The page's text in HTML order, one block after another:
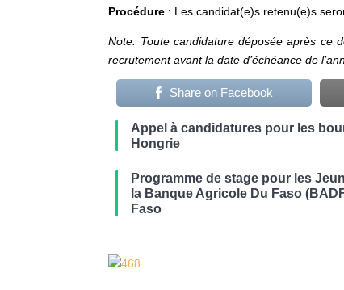
Procédure : Les candidat(e)s retenu(e)s
Note. Toute candidature déposée après ce
recrutement avant la date d’échéance de
Share on Facebook
Appel à candidatures pour les
Hongrie
Programme de stage pour les
la Banque Agricole Du Faso
Faso